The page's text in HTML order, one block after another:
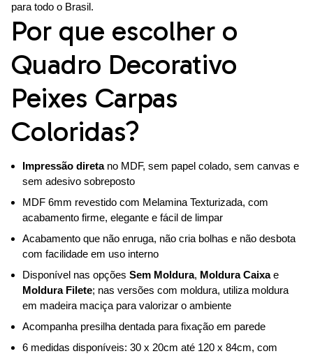
para todo o Brasil.
Por que escolher o
Quadro Decorativo
Peixes Carpas
Coloridas?
Impressão diretano MDF, sem papel colado, sem canvas e
sem adesivo sobreposto
MDF 6mm revestido com Melamina Texturizada, com
acabamento firme, elegante e fácil de limpar
Acabamento que não enruga, não cria bolhas e não desbota
com facilidade em uso interno
Disponível nas opções Sem Moldura, Moldura Caixae
Moldura Filete; nas versões com moldura, utiliza moldura
em madeira maciça para valorizar o ambiente
Acompanha presilha dentada para fixação em parede
6 medidas disponíveis: 30 x 20cm até 120 x 84cm, com